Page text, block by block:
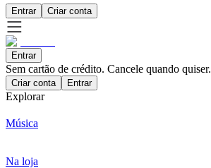
Entrar Criar conta
Entrar
Sem cartão de crédito. Cancele quando quiser.
Criar conta Entrar
Explorar
Música
Na loja